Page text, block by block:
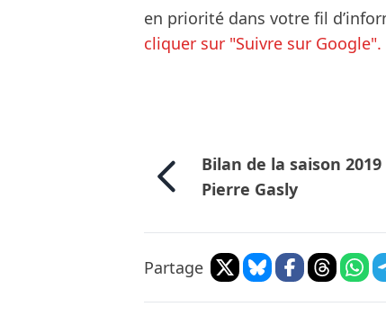
en priorité dans votre fil
cliquer sur "Suivre sur Google".
Bilan de la saison 2019
Pierre Gasly
Partage